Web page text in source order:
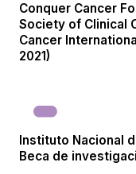
Conquer Cancer
Society of Clinical
Cancer
2021)
Instituto Nacional
Beca de